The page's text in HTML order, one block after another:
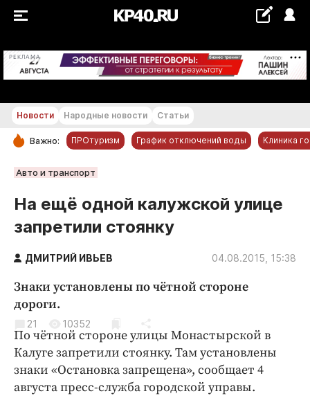
РЕКЛАМА +22...+23 °С
РУБРИКИ
Обнинск
Новости компаний
Статьи
Народные новости
Благоустройство
Криминал
Культура
Недвижимость и ЖКХ
Образование
Новости Народные новости Статьи
Важно: ПРОтуризм График отключений воды Клиника
Авто и транспорт
На ещё одной калужской улице
запретили стоянку
ДМИТРИЙ ИВЬЕВ 04.08.2015, 15:38
Знаки установлены по чётной стороне
дороги.
21 10352
По чётной стороне улицы Монастырской в
Калуге запретили стоянку. Там установлены
знаки «Остановка запрещена», сообщает 4
августа пресс-служба городской управы.